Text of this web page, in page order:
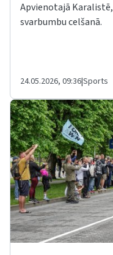
Apvienotajā
svarbumbu celšanā.
24.05.2026, 09:36|Sports